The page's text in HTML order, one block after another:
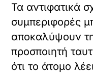
Τα αντιφατικά
συμπεριφορές
αποκαλύψουν
προσποιητή
ότι το άτομο